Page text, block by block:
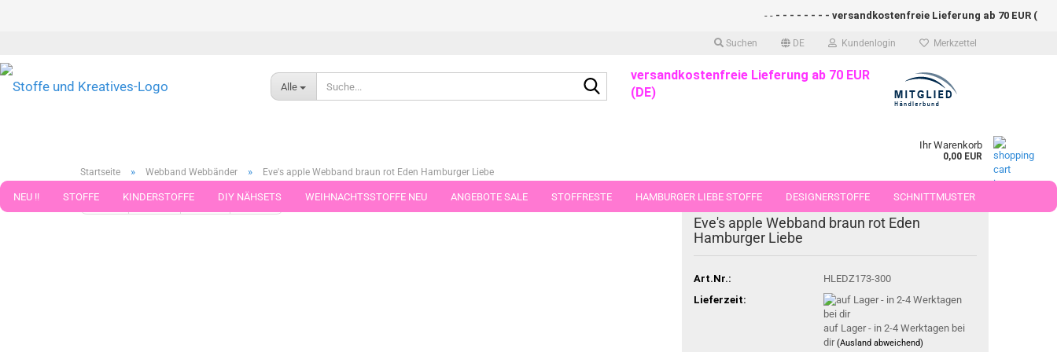
Suchen DE Kundenlogin Merkzettel
- - - - - - - - versandkostenfreie Lieferung ab 70 EUR
Alle
Suche...versandkostenfreie Lieferung ab 70 EUR
(DE)
Ihr Warenkorb
0,00 EUR
NEU !! STOFFE KINDERSTOFFE DIY NÄHSETS WEIHNACHTSSTOFFE NEU ANGEBOTE SALE STOFFRESTE HAMBURGER LIEBE STOFFE DESIGNERSTOFFE SCHNITTMUSTER
STOFFE IN STÜCKEN VON 25 UND 50 CM
Startseite » Webband Webbänder » Eve's apple Webband braun rot Eden Hamburger Liebe
« Erster « zurück weiter » Letzter » Artikel in dieser Kategorie
Eve's apple Webband braun rot Eden
Hamburger Liebe
Art.Nr.:
HLEDZ173-300
Lieferzeit:
auf Lager - in 2-4 Werktagen bei
dir(Ausland abweichend)